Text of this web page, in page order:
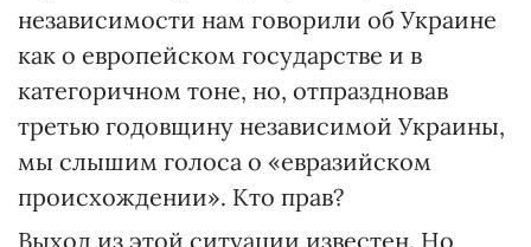
независимости нам говорили об Украине
как о европейском государстве и в
категоричном тоне, но, отпраздновав
третью годовщину независимой Украины,
мы слышим голоса о «евразийском
происхождении». Кто прав?
Выход из этой ситуации известен. Но